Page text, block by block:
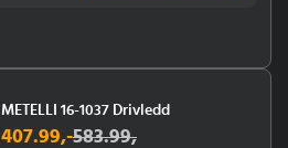
METELLI 16-1037 Drivledd
407.99,-583.99,